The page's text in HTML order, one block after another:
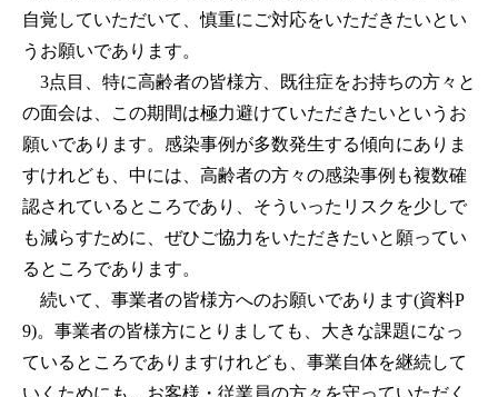
自覚していただいて、慎重にご対応をいただきたいとい
うお願いであります。
3点目、特に高齢者の皆様方、既往症をお持ちの方々と
の面会は、この期間は極力避けていただきたいというお
願いであります。感染事例が多数発生する傾向にありま
すけれども、中には、高齢者の方々の感染事例も複数確
認されているところであり、そういったリスクを少しで
も減らすために、ぜひご協力をいただきたいと願ってい
るところであります。
続いて、事業者の皆様方へのお願いであります(資料P
9)。事業者の皆様方にとりましても、大きな課題になっ
ているところでありますけれども、事業自体を継続して